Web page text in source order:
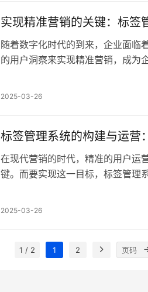
实现精准营销的关键：标签
随着数字化时代的到来，企业面临
的用户洞察来实现精准营销，成为
2025-03-26
标签管理系统的构建与运营
在现代营销的时代，精准的用户运
键。而要实现这一目标，标签管理
2025-03-26
1 / 2 1 2